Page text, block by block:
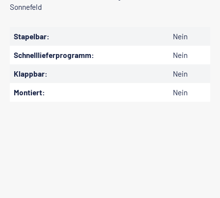
Sonnefeld
Stapelbar: Nein
Schnelllieferprogramm: Nein
Klappbar: Nein
Montiert: Nein